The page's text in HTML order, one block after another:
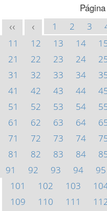
Página
<< < 1 2 3
11
12 13 14
21
22 23 24
31
32 33 34
41
42 43 44
51
52 53 54
61
62 63 64
71
72 73 74
81
82 83 84
91
92 93 94 95
101
102 103
109
110 111